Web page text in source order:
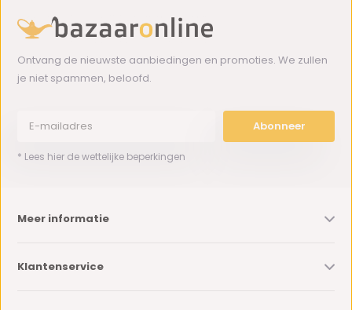
Ontvang de nieuwste aanbiedingen en promoties. We zullen
je niet spammen, beloofd.
Abonneer
* Lees hier de wettelijke beperkingen
Meer informatie
Klantenservice